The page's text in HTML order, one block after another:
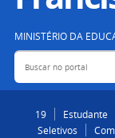
MINISTÉRIO DA
Buscar no portal
19
Estudante
Seletivos